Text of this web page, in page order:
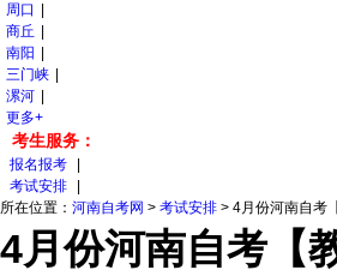
周口
商丘
南阳
三门峡
漯河
更多+
考生服务：
报名报考
考试安排
所在位置： 河南自考网 > 考试安排 > 4月份河南自考
4月份河南自考【